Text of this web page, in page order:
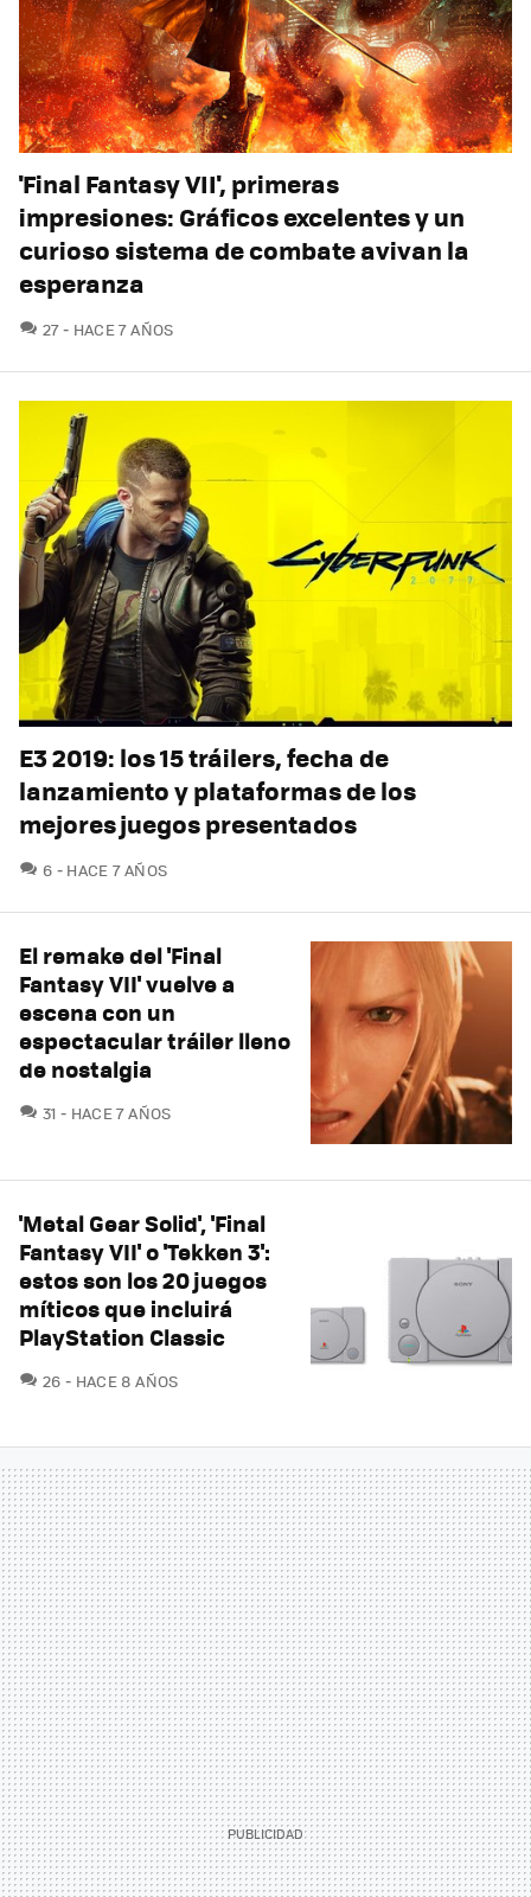
'Final Fantasy VII', primeras
impresiones: Gráficos excelentes y un
curioso sistema de combate avivan la
esperanza
27COMENTARIOS
HACE 7 AÑOS
E3 2019: los 15 tráilers, fecha de
lanzamiento y plataformas de los
mejores juegos presentados
6 COMENTARIOS
HACE 7 AÑOS
El remake del 'Final
Fantasy VII' vuelve a
escena con un
espectacular tráiler lleno
de nostalgia
31 COMENTARIOS
HACE 7 AÑOS
'Metal Gear Solid', 'Final
Fantasy VII' o 'Tekken 3':
estos son los 20 juegos
míticos que incluirá
PlayStation Classic
26 COMENTARIOS
HACE 8 AÑOS